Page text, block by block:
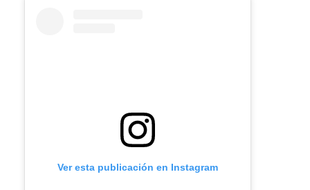
Ver esta publicación en Instagram